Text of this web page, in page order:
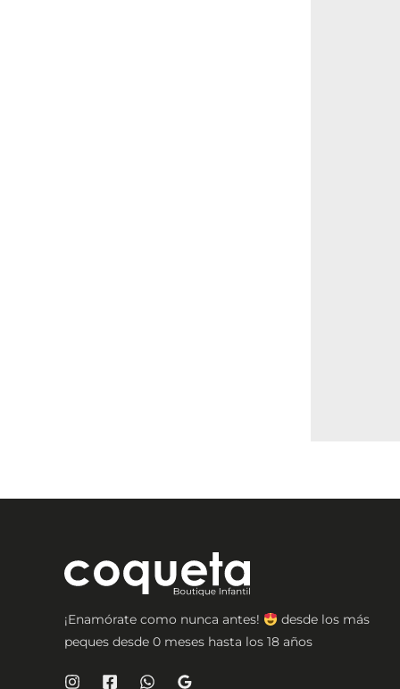
¡Enamórate como nunca antes!
desde los más
peques desde 0 meses hasta los 18 años